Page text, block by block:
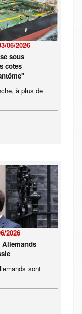
06/2026
sous
cotes
à plus de
2026
Allemands
sont